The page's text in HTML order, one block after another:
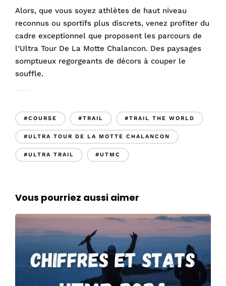
Alors, que vous soyez athlètes de haut niveau
reconnus ou sportifs plus discrets, venez profiter du
cadre exceptionnel que proposent les parcours de
l’Ultra Tour De La Motte Chalancon. Des paysages
somptueux regorgeants de décors à couper le
souffle.
#COURSE #TRAIL #TRAIL THE WORLD
#ULTRA TOUR DE LA MOTTE CHALANCON
#ULTRA TRAIL #UTMC
Vous pourriez aussi aimer